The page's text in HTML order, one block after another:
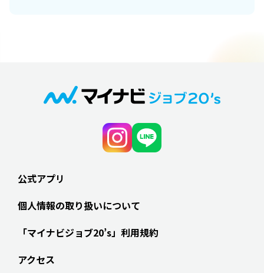
公式アプリ
個人情報の取り扱いについて
「マイナビジョブ20’s」利用規約
アクセス